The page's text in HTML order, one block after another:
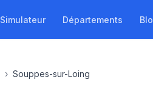
Simulateur Départements
› Souppes-sur-Loing